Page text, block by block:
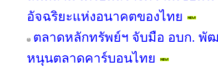
อัจฉริยะแห่งอนาคตของไทย
ตลาดหลักทรัพย์ฯ จับมือ อบก. พั
หนุนตลาดคาร์บอนไทย